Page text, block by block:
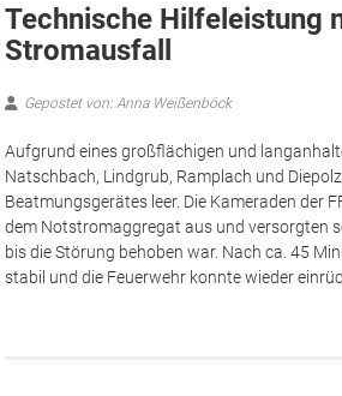
Technische Hilfeleistung
Stromausfall
Gepostet von: Anna Weißenböck
Aufgrund eines großflächigen und
Natschbach, Lindgrub, Ramplach und
Beatmungsgerätes leer. Die Kameraden der
dem Notstromaggregat aus und versorgten
bis die Störung behoben war. Nach ca. 45
stabil und die Feuerwehr konnte wieder